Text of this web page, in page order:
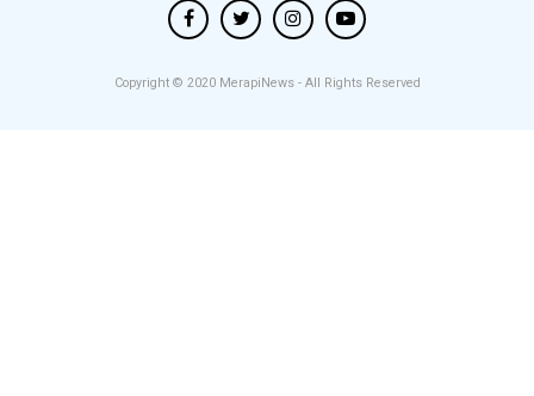
Copyright © 2020 MerapiNews - All Rights Reserved